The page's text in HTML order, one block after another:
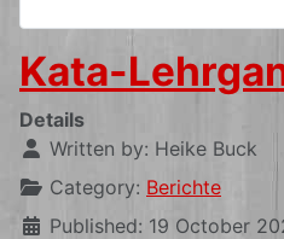
Kata-
Details
Written by: Heike Buck
Category: Berichte
Published: 19 October